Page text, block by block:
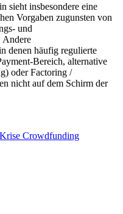
sieht insbesondere eine
Vorgaben zugunsten von
und
Andere
denen häufig regulierte
Bereich, alternative
oder Factoring /
nicht auf dem Schirm der
Crowdfunding